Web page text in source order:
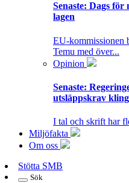
Senaste: Dags för
lagen
EU-kommissionen
Temu med över...
Opinion
Senaste:
utsläppskrav
I tal och skrift har
Miljöfakta
Om oss
Stötta SMB
Sök